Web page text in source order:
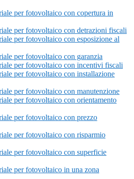
per fotovoltaico con copertura in
per fotovoltaico con detrazioni fiscali
per fotovoltaico con esposizione al
per fotovoltaico con garanzia
per fotovoltaico con incentivi fiscali
per fotovoltaico con installazione
per fotovoltaico con manutenzione
per fotovoltaico con orientamento
per fotovoltaico con prezzo
per fotovoltaico con risparmio
per fotovoltaico con superficie
per fotovoltaico in una zona